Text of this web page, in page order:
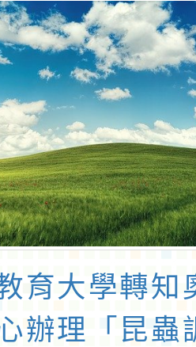
育大學轉知
辦理「昆蟲